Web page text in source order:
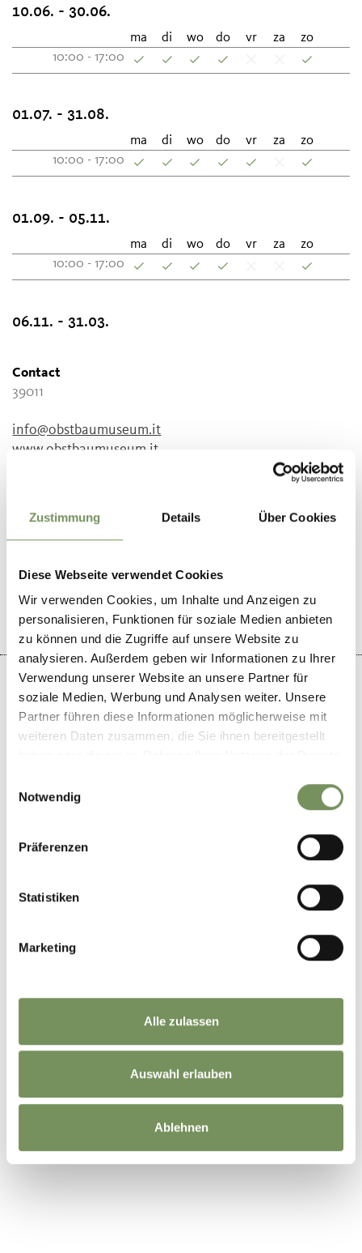
Zustimmung Details Über Cookies
Diese Webseite verwendet Cookies
Wir verwenden Cookies, um Inhalte und Anzeigen zu
personalisieren, Funktionen für soziale Medien anbieten
zu können und die Zugriffe auf unsere Website zu
analysieren. Außerdem geben wir Informationen zu Ihrer
Verwendung unserer Website an unsere Partner für
soziale Medien, Werbung und Analysen weiter. Unsere
Partner führen diese Informationen möglicherweise mit
weiteren Daten zusammen, die Sie ihnen bereitgestellt
Notwendig
Präferenzen
Statistiken
Marketing
Alle zulassen
Auswahl erlauben
Ablehnen
10.06. - 30.06.
ma di wo do vr za
zo
10:00 - 17:00
01.07. - 31.08.
ma di wo do vr za
zo
10:00 - 17:00
01.09. - 05.11.
ma di wo do vr za
zo
10:00 - 17:00
06.11. - 31.03.
Contact
39011
info@obstbaumuseum.it
www.obstbaumuseum.it
WAS DE INHOUD NUTTIG VOOR U?
+